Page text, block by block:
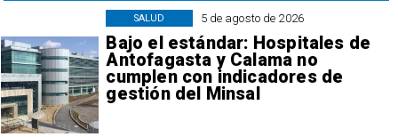
5 de agosto de 2026
Bajo el estándar: Hospitales de
Antofagasta y Calama no
cumplen con indicadores de
gestión del Minsal
SALUD